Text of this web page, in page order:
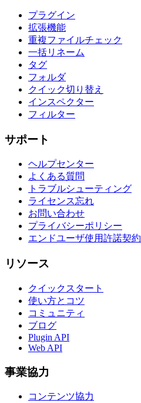
プラグイン
拡張機能
重複ファイルチェック
一括リネーム
タグ
フォルダ
クイック切り替え
インスペクター
フィルター
サポート
ヘルプセンター
よくある質問
トラブルシューティング
ライセンス忘れ
お問い合わせ
プライバシーポリシー
エンドユーザ使用許諾契約
リソース
クイックスタート
使い方とコツ
コミュニティ
ブログ
Plugin API
Web API
事業協力
コンテンツ協力